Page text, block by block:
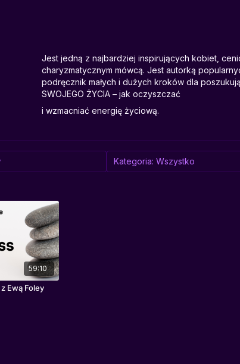
Jest jedną z najbardziej inspirujących kobiet,
charyzmatycznym mówcą. Jest autorką
podręcznik małych i dużych kroków dla
SWOJEGO ŻYCIA – jak oczyszczać
i wzmacniać energię życiową.
59:10
Ewą Foley